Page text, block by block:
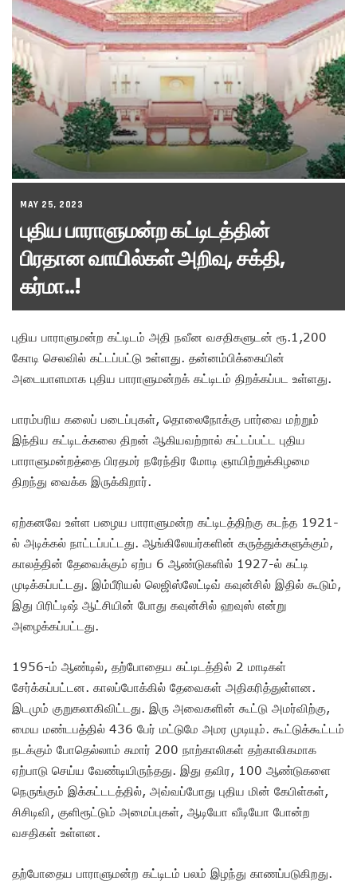
MAY 25, 2023
புதிய பாராளுமன்ற கட்டிடத்தின்
பிரதான வாயில்கள் அறிவு, சக்தி,
கர்மா..!
புதிய பாராளுமன்ற கட்டிடம் அதி நவீன வசதிகளுடன் ரூ.1,200
கோடி செலவில் கட்டப்பட்டு உள்ளது. தன்னம்பிக்கையின்
அடையாளமாக புதிய பாராளுமன்றக் கட்டிடம் திறக்கப்பட உள்ளது.
பாரம்பரிய கலைப் படைப்புகள், தொலைநோக்கு பார்வை மற்றும்
இந்திய கட்டிடக்கலை திறன் ஆகியவற்றால் கட்டப்பட்ட புதிய
பாராளுமன்றத்தை பிரதமர் நரேந்திர மோடி ஞாயிற்றுக்கிழமை
திறந்து வைக்க இருக்கிறார்.
ஏற்கனவே உள்ள பழைய பாராளுமன்ற கட்டிடத்திற்கு கடந்த 1921-
ல் அடிக்கல் நாட்டப்பட்டது. ஆங்கிலேயர்களின் கருத்துக்களுக்கும்,
காலத்தின் தேவைக்கும் ஏற்ப 6 ஆண்டுகளில் 1927-ல் கட்டி
முடிக்கப்பட்டது. இம்பீரியல் லெஜிஸ்லேட்டிவ் கவுன்சில் இதில் கூடும்,
இது பிரிட்டிஷ் ஆட்சியின் போது கவுன்சில் ஹவுஸ் என்று
அழைக்கப்பட்டது.
1956-ம் ஆண்டில், தற்போதைய கட்டிடத்தில் 2 மாடிகள்
சேர்க்கப்பட்டன. காலப்போக்கில் தேவைகள் அதிகரித்துள்ளன.
இடமும் குறுகலாகிவிட்டது. இரு அவைகளின் கூட்டு அமர்விற்கு,
மைய மண்டபத்தில் 436 பேர் மட்டுமே அமர முடியும். கூட்டுக்கூட்டம்
நடக்கும் போதெல்லாம் சுமார் 200 நாற்காலிகள் தற்காலிகமாக
ஏற்பாடு செய்ய வேண்டியிருந்தது. இது தவிர, 100 ஆண்டுகளை
நெருங்கும் இக்கட்டடத்தில், அவ்வப்போது புதிய மின் கேபிள்கள்,
சிசிடிவி, குளிரூட்டும் அமைப்புகள், ஆடியோ வீடியோ போன்ற
வசதிகள் உள்ளன.
தற்போதைய பாராளுமன்ற கட்டிடம் பலம் இழந்து காணப்படுகிறது.